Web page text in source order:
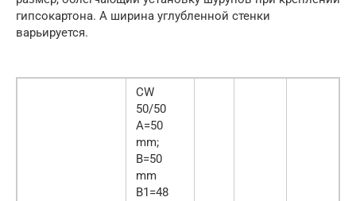
гипсокартона. А ширина углубленной стенки
варьируется.
CW
50/50
А=50
mm;
B=50
mm
B1=48